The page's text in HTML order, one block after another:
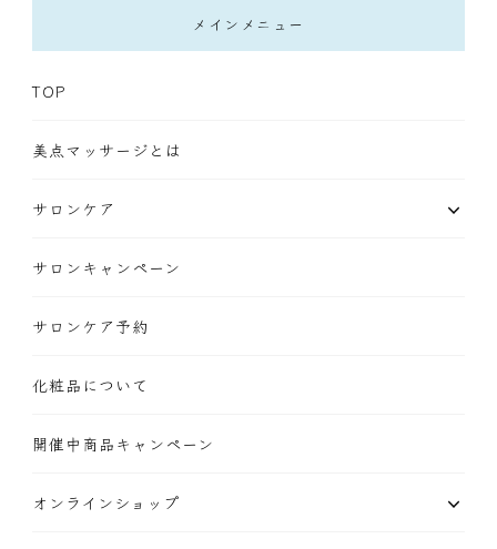
メインメニュー
TOP
美点マッサージとは
サロンケア
サロンキャンペーン
サロンケア予約
化粧品について
開催中商品キャンペーン
オンラインショップ